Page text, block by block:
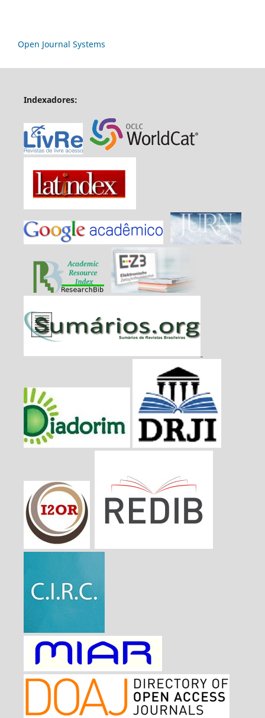
Open Journal Systems
Indexadores: